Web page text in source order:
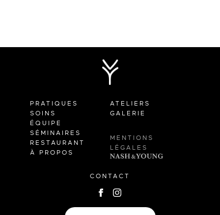
PRATIQUES
SOINS
ÉQUIPE
SÉMINAIRES
RESTAURANT
À PROPOS
ATELIERS
GALERIE
MENTIONS
LÉGALES
CONTACT